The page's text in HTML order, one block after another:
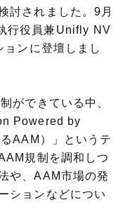
討されました。9月
行役員兼Unifly NV
ンに登壇しまし
ができている中、
Powered by
AAM）」というテ
規制を調和しつ
や、AAM市場の発
ションなどについ